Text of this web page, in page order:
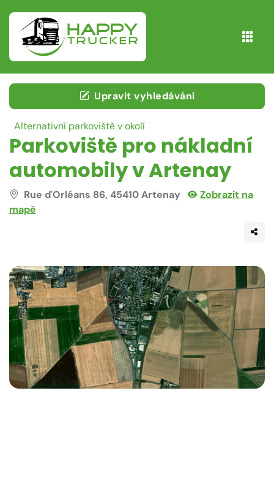
Upravit vyhledávání
Alternativní parkoviště v okolí
Parkoviště pro nákladní
automobily v Artenay
Rue d'Orléans 86, 45410 Artenay
Zobrazit na
mapě